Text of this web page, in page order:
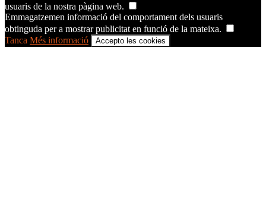
usuaris de la nostra pàgina web.
Emmagatzemen informació del comportament dels usuaris
obtinguda per a mostrar publicitat en funció de la mateixa.
Tanca Més informació Accepto les cookies